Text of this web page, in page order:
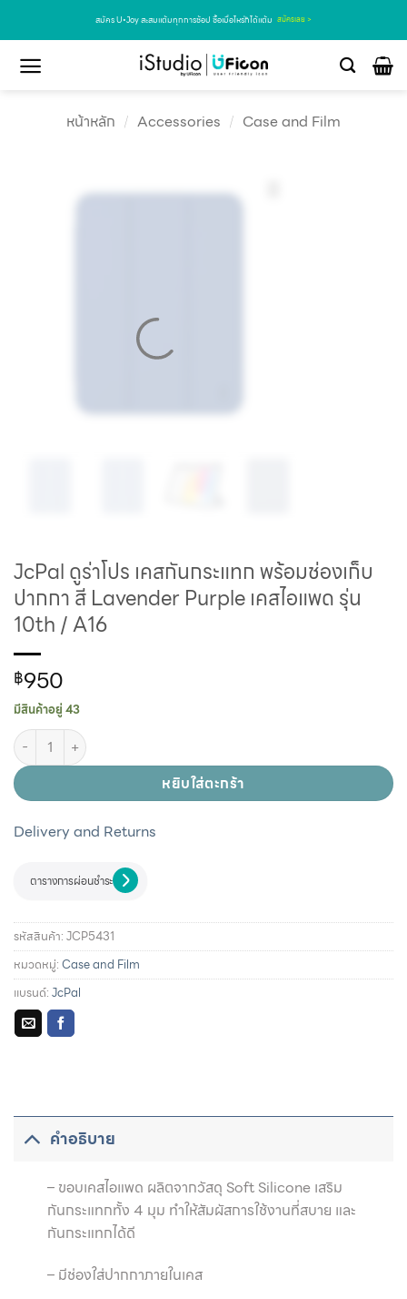
สมัคร U•Joy สะสมแต้มทุกการช้อป ซื้อเมื่อไหร่ก็ได้แต้ม สมัครเลย >
หน้าหลัก / Accessories / Case and Film
JcPal ดูร่าโปร เคสกันกระแทก พร้อมช่องเก็บ
ปากกา สี Lavender Purple เคสไอแพด รุ่น
10th / A16
฿950
มีสินค้าอยู่ 43
หยิบใส่ตะกร้า
Delivery and Returns
ตารางการผ่อนชำระ
รหัสสินค้า:JCP5431
หมวดหมู่:Case and Film
แบรนด์:JcPal
คำอธิบาย
– ขอบเคสไอแพด ผลิตจากวัสดุ Soft Silicone เสริม
กันกระแทกทั้ง 4 มุม ทำให้สัมผัสการใช้งานที่สบาย และ
กันกระแทกได้ดี
– มีช่องใส่ปากกาภายในเคส